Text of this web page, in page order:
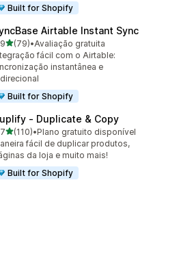
Built for Shopify
Airtable Instant Sync
de 5 estrelas
(79)
avaliações ao todo
•Avaliação gratuita
fácil com o Airtable:
instantânea e
Built for Shopify
‑ Duplicate & Copy
de 5 estrelas
(110)
avaliações ao todo
•Plano gratuito disponível
fácil de duplicar produtos,
da loja e muito mais!
Built for Shopify